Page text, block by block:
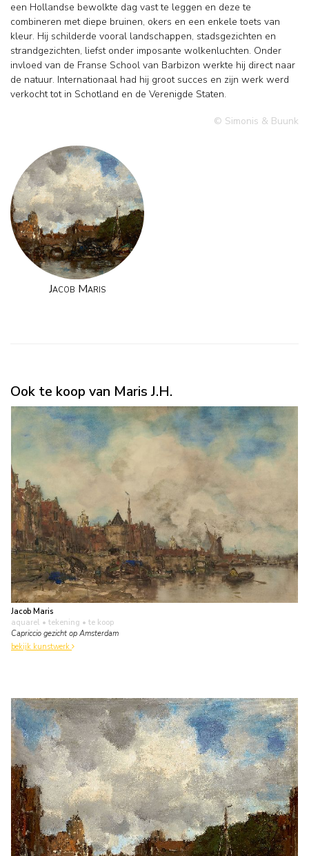
een Hollandse bewolkte dag vast te leggen en deze te
combineren met diepe bruinen, okers en een enkele toets van
kleur. Hij schilderde vooral landschappen, stadsgezichten en
strandgezichten, liefst onder imposante wolkenluchten. Onder
invloed van de Franse School van Barbizon werkte hij direct naar
de natuur. Internationaal had hij groot succes en zijn werk werd
verkocht tot in Schotland en de Verenigde Staten.
© Simonis & Buunk
Jacob Maris
Ook te koop van Maris J.H.
Jacob Maris
aquarel • tekening • te koop
Capriccio gezicht op Amsterdam
bekijk kunstwerk